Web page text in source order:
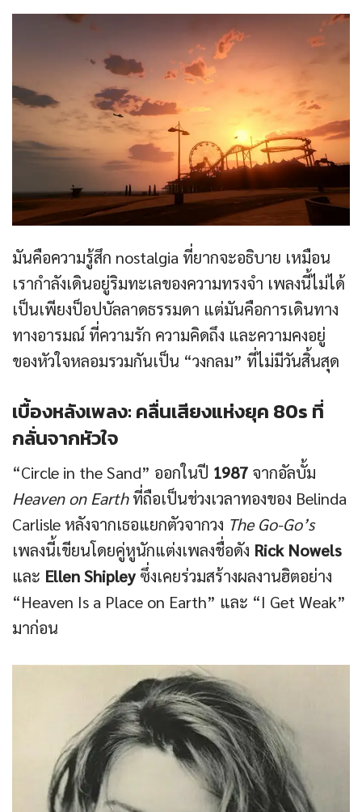
มันคือความรู้สึก nostalgia ที่ยากจะอธิบาย เหมือน
เรากำลังเดินอยู่ริมทะเลของความทรงจำ เพลงนี้ไม่ได้
เป็นเพียงป็อปบัลลาดธรรมดา แต่มันคือการเดินทาง
ทางอารมณ์ ที่ความรัก ความคิดถึง และความคงอยู่
ของหัวใจหลอมรวมกันเป็น “วงกลม” ที่ไม่มีวันสิ้นสุด
เบื้องหลังเพลง: คลื่นเสียงแห่งยุค 80s ที่
กลั่นจากหัวใจ
“Circle in the Sand” ออกในปี 1987 จากอัลบั้ม
Heaven on Earthที่ถือเป็นช่วงเวลาทองของ Belinda
Carlisle หลังจากเธอแยกตัวจากวง The Go-Go’s
เพลงนี้เขียนโดยคู่หูนักแต่งเพลงชื่อดัง Rick Nowels
และ Ellen Shipley ซึ่งเคยร่วมสร้างผลงานฮิตอย่าง
“Heaven Is a Place on Earth” และ “I Get Weak”
มาก่อน